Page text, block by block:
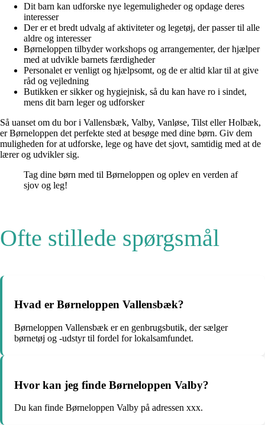
Dit barn kan udforske nye legemuligheder og opdage deres
interesser
Der er et bredt udvalg af aktiviteter og legetøj, der passer til alle
aldre og interesser
Børneloppen tilbyder workshops og arrangementer, der hjælper
med at udvikle barnets færdigheder
Personalet er venligt og hjælpsomt, og de er altid klar til at give
råd og vejledning
Butikken er sikker og hygiejnisk, så du kan have ro i sindet,
mens dit barn leger og udforsker
Så uanset om du bor i Vallensbæk, Valby, Vanløse, Tilst eller Holbæk,
er Børneloppen det perfekte sted at besøge med dine børn. Giv dem
muligheden for at udforske, lege og have det sjovt, samtidig med at de
lærer og udvikler sig.
Tag dine børn med til Børneloppen og oplev en verden af
sjov og leg!
Ofte stillede spørgsmål
Hvad er Børneloppen Vallensbæk?
Børneloppen Vallensbæk er en genbrugsbutik, der sælger
børnetøj og -udstyr til fordel for lokalsamfundet.
Hvor kan jeg finde Børneloppen Valby?
Du kan finde Børneloppen Valby på adressen xxx.